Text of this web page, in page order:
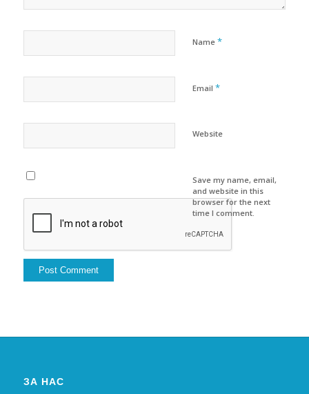
Name *
Email *
Website
Save my name, email,
and website in this
browser for the next
time I comment.
ЗА НАС